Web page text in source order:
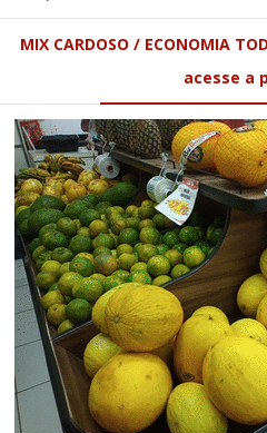
MIX CARDOSO / ECONOMIA
acesse a